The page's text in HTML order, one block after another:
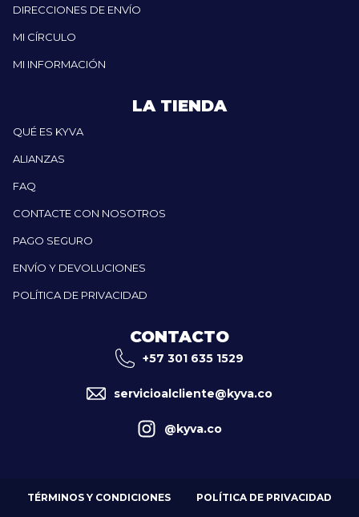
DIRECCIONES DE ENVÍO
MI CÍRCULO
MI INFORMACIÓN
LA TIENDA
QUÉ ES KYVA
ALIANZAS
FAQ
CONTACTE CON NOSOTROS
PAGO SEGURO
ENVÍO Y DEVOLUCIONES
POLÍTICA DE PRIVACIDAD
CONTACTO
+57 301 635 1529
servicioalcliente@kyva.co
@kyva.co
TÉRMINOS Y CONDICIONES POLÍTICA DE PRIVACIDAD